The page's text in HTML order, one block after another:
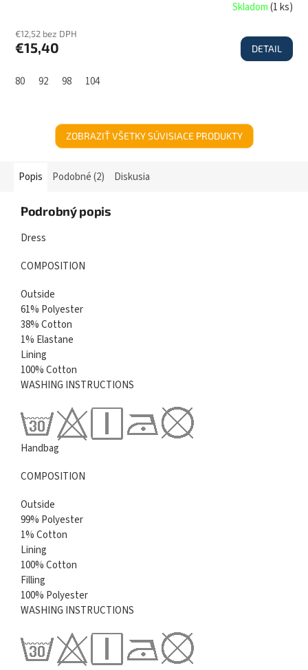
Skladom(1 ks)
€12,52 bez DPH
€15,40 DETAIL
80 92 98 104
ZOBRAZIŤ VŠETKY SÚVISIACE PRODUKTY
Popis Podobné (2) Diskusia
Podrobný popis
Dress
COMPOSITION
Outside
61% Polyester
38% Cotton
1% Elastane
Lining
100% Cotton
WASHING INSTRUCTIONS
Handbag
COMPOSITION
Outside
99% Polyester
1% Cotton
Lining
100% Cotton
Filling
100% Polyester
WASHING INSTRUCTIONS